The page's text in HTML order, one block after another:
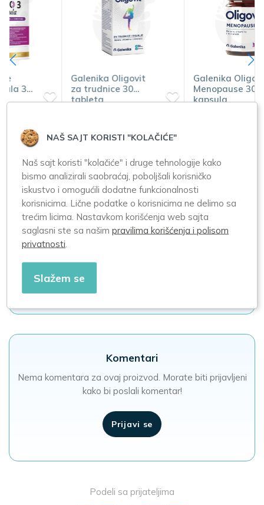
Komentari
Nema komentara za ovaj proizvod. Morate biti prijavljeni
kako bi poslali komentar!
Prijavi se
Podeli sa prijateljima
Galenika Oligovit
za trudnice 30
tableta
950,00
Galenika Oligovit
Menopause 30
kapsula
900,00
Akcije i promocije
Trenutno nema zakazanih akcija
Za više informacija u vezi planiranih dogođaja
NAŠ SAJT KORISTI "KOLAČIĆE"
Naš sajt koristi "kolačiće" i druge tehnologije kako
bismo analizirali saobraćaj, poboljšali korisničko
iskustvo i omogućili dodatne funkcionalnosti
korisnicima. Lične podatke o korisnicima ne delimo sa
trećim licima. Nastavkom korišćenja web sajta
saglasni ste sa našimpravilima korišćenja i polisom
privatnosti
Slažem se